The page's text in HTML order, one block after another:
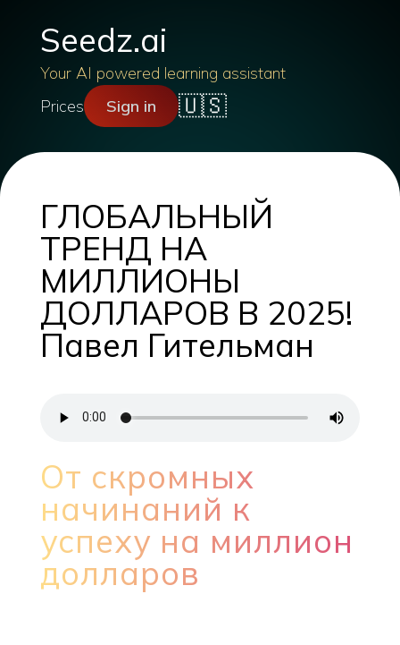
Seedz.ai
Your AI powered learning assistant
Prices
Sign in 🇺🇸
ГЛОБАЛЬНЫЙ
ТРЕНД НА
МИЛЛИОНЫ
ДОЛЛАРОВ В 2025!
Павел Гительман
От скромных
начинаний к
успеху на миллион
долларов